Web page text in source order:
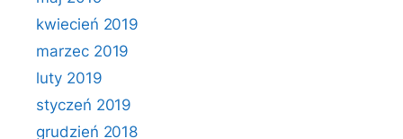
kwiecień 2019
marzec 2019
luty 2019
styczeń 2019
grudzień 2018